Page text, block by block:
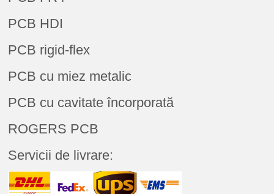
PCB HDI
PCB rigid-flex
PCB cu miez metalic
PCB cu cavitate încorporată
ROGERS PCB
Servicii de livrare: